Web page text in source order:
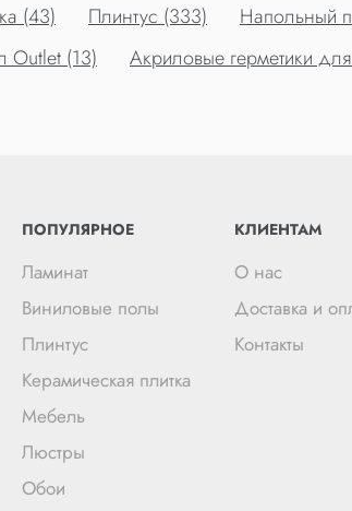
(43) Плинтус (333) Напольный
Outlet (13) Акриловые герметики
ПОПУЛЯРНОЕ
Ламинат
Виниловые полы
Плинтус
Керамическая плитка
Мебель
Люстры
Обои
КЛИЕНТАМ
О нас
Доставка и
Контакты